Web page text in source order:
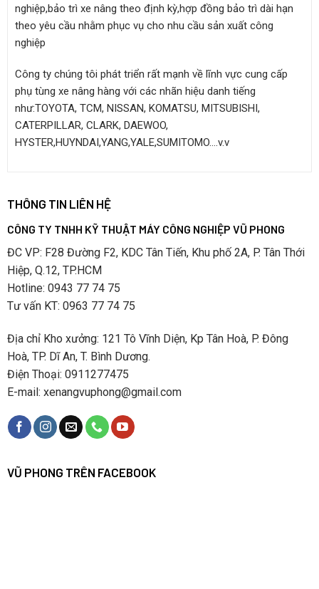
nghiệp,bảo trì xe nâng theo định kỳ,hợp đồng bảo trì dài hạn
theo yêu cầu nhằm phục vụ cho nhu cầu sản xuất công
nghiệp
Công ty chúng tôi phát triển rất mạnh về lĩnh vực cung cấp
phụ tùng xe nâng hàng với các nhãn hiệu danh tiếng
như:TOYOTA, TCM, NISSAN, KOMATSU, MITSUBISHI,
CATERPILLAR, CLARK, DAEWOO,
HYSTER,HUYNDAI,YANG,YALE,SUMITOMO….v.v
THÔNG TIN LIÊN HỆ
CÔNG TY TNHH KỸ THUẬT MÁY CÔNG NGHIỆP VŨ PHONG
ĐC VP: F28 Đường F2, KDC Tân Tiến, Khu phố 2A, P. Tân Thới
Hiệp, Q.12, TP.HCM
Hotline: 0943 77 74 75
Tư vấn KT: 0963 77 74 75
Địa chỉ Kho xưởng: 121 Tô Vĩnh Diện, Kp Tân Hoà, P. Đông
Hoà, TP. Dĩ An, T. Bình Dương.
Điện Thoại: 0911277475
E-mail: xenangvuphong@gmail.com
VŨ PHONG TRÊN FACEBOOK